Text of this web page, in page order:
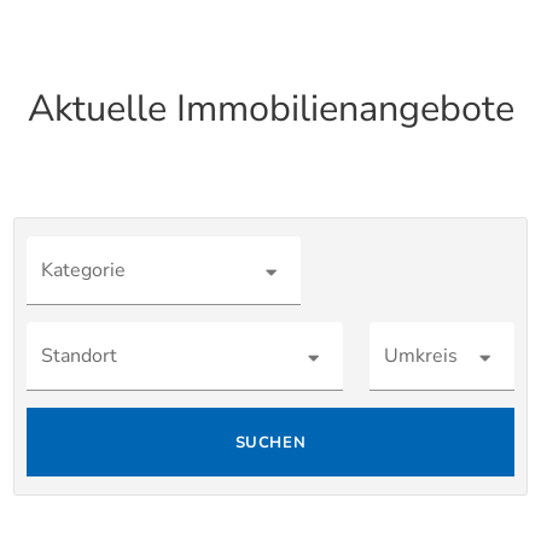
Aktuelle Immobilienangebote
Kategorie
Standort Umkreis
SUCHEN